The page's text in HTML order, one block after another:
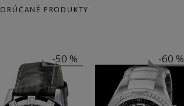
PRODUKTY
-50 % -60 %